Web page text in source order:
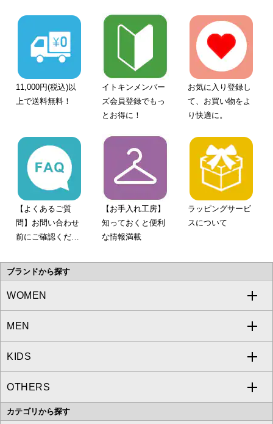
11,000円(税込)以
上で送料無料！
イトキンメンバー
ズ会員登録でもっ
とお得に！
お気に入り登録し
て、お買い物をよ
り快適に。
【よくあるご質
問】お問い合わせ
前にご確認くださ
【お手入れ工房】
知っておくと便利
な情報満載
ラッピングサービ
スについて
ブランドから探す
WOMEN
a.v.v
MICHEL KLEIN
MK MICHEL KLEIN
OFUON le MK
MEN
a.v.v
MICHEL KLEIN HOMME
MK MICHEL KLEIN HOMME
KIDS
a.v.v
OTHERS
MK MICHEL KLEIN BAG
カテゴリから探す